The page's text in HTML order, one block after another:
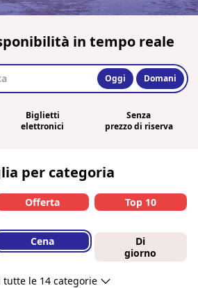
in tempo reale
Oggi Domani
Biglietti
elettronici
Senza
prezzo di riserva
per categoria
Offerta Top 10
Cena
Di
giorno
tutte le 14 categorie